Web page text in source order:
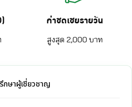
ค่าชดเชยรายวัน
สูงสุด 2,000 บาท
กษาผู้เชี่ยวชาญ